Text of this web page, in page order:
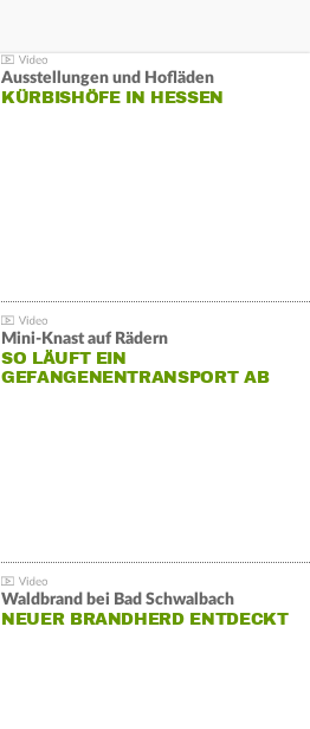
Ausstellungen und Hofläden
KÜRBISHÖFE IN HESSEN
Mini-Knast auf Rädern
SO LÄUFT EIN
GEFANGENENTRANSPORT AB
Waldbrand bei Bad Schwalbach
NEUER BRANDHERD ENTDECKT